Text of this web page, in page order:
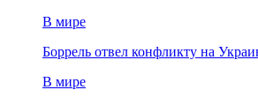
В мире
Боррель отвел конфликту на
В мире